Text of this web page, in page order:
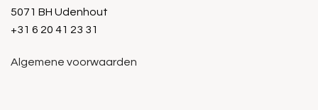
5071 BH Udenhout
+31 6 20 41 23 31
Algemene voorwaarden